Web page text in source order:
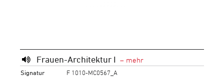
Frauen-Architektur I
Signatur
F 1010-MC0567_A